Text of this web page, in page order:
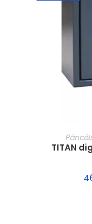
TITAN